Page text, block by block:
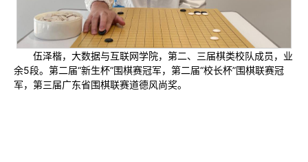
伍泽楷，大数据与互联网学院，第二、三届棋类校队成员，业
余5段。第二届“新生杯”围棋赛冠军，第二届“校长杯”围棋联赛冠
军，第三届广东省围棋联赛道德风尚奖。